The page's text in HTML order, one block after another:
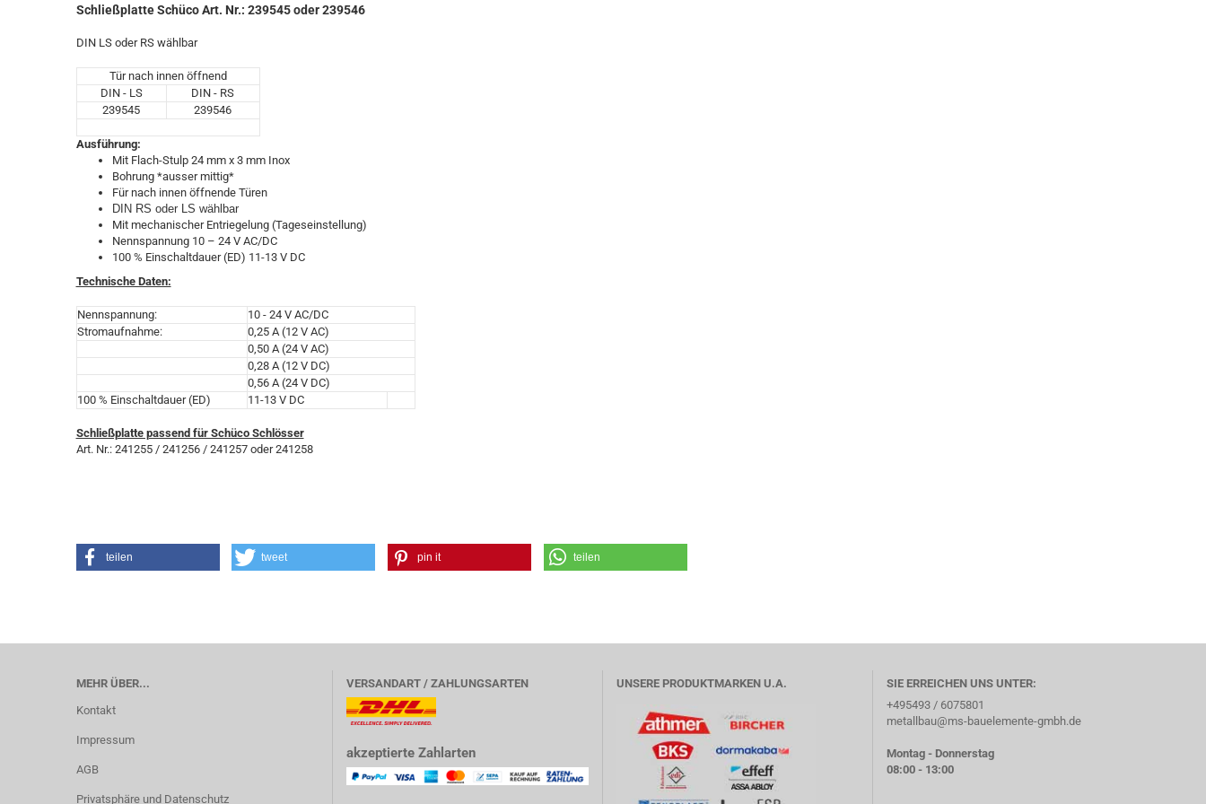
Schließplatte Schüco Art. Nr.: 239545 oder 239546
DIN LS oder RS wählbar
Tür nach innen öffnend
DIN - LS
DIN - RS
239545
239546
Ausführung:
Mit Flach-Stulp 24 mm x 3 mm Inox
Bohrung *ausser mittig*
Für nach innen öffnende Türen
DIN RS oder LS wählbar
Mit mechanischer Entriegelung (Tageseinstellung)
Nennspannung 10 – 24 V AC/DC
100 % Einschaltdauer (ED) 11-13 V DC
Technische Daten:
Nennspannung:
10 - 24 V AC/DC
Stromaufnahme:
0,25 A (12 V AC)
0,50 A (24 V AC)
0,28 A (12 V DC)
0,56 A (24 V DC)
100 % Einschaltdauer (ED)
11-13 V DC
Schließplatte passend für Schüco Schlösser
Art. Nr.: 241255 / 241256 / 241257 oder 241258
teilen tweet pin it teilen
MEHR ÜBER...
Kontakt
Impressum
AGB
Privatsphäre und Datenschutz
VERSANDART / ZAHLUNGSARTEN
akzeptierte Zahlarten
UNSERE PRODUKTMARKEN U.A.
SIE ERREICHEN UNS UNTER:
+495493 / 6075801
metallbau@ms-bauelemente-gmbh.de
Montag - Donnerstag
08:00 - 13:00